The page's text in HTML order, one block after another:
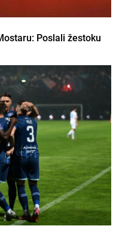
Poslali žestoku